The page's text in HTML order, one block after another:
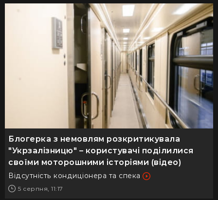
Блогерка з немовлям розкритикувала
"Укрзалізницю" – користувачі поділилися
своїми моторошними історіями (відео)
Відсутність кондиціонера та спека
5 серпня, 11:17